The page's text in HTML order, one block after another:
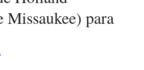
Missaukee) para